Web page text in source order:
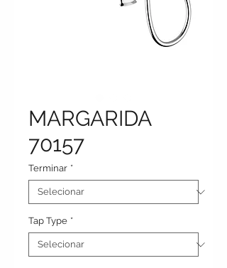
MARGARIDA
70157
Terminar *
Tap Type *